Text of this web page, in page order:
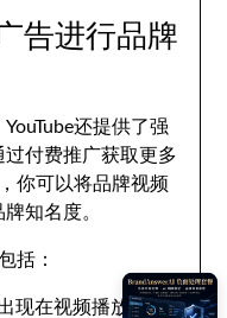
告进行品牌
还提供了强
付费推广获取更多
你可以将品牌视频
知名度。
括：
现在视频播放前、